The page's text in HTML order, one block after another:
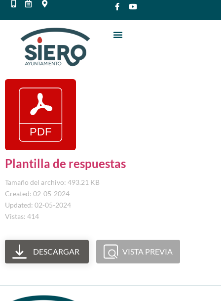
Plantilla de respuestas
Tamaño del archivo: 493.21 KB
Created: 02-05-2024
Updated: 02-05-2024
Vistas: 414
DESCARGAR VISTA PREVIA